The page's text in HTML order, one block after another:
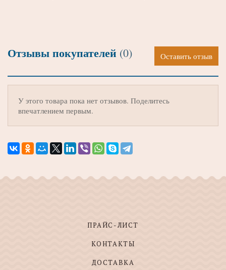
Отзывы покупателей (0) Оставить отзыв
У этого товара пока нет отзывов. Поделитесь
впечатлением первым.
ПРАЙС-ЛИСТ
КОНТАКТЫ
ДОСТАВКА